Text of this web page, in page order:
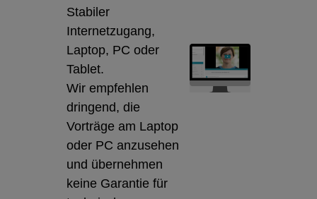
Stabiler
Internetzugang,
Laptop, PC oder
Tablet.
Wir empfehlen
dringend, die
Vorträge am Laptop
oder PC anzusehen
und übernehmen
keine Garantie für